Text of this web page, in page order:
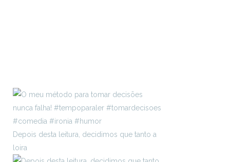
Depois desta leitura, decidimos que tanto a
loira